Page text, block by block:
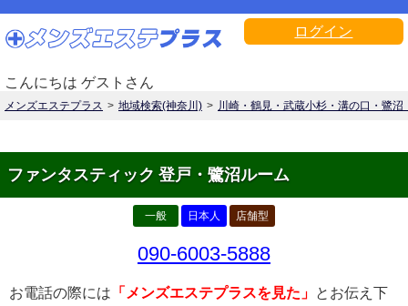
ログイン
こんにちは ゲストさん
メンズエステプラス 地域検索(神奈川) 川崎・鶴見・武蔵小杉・溝の口・鷺沼
ファンタスティック 登戸・鷺沼ルーム
一般 日本人 店舗型
090-6003-5888
お電話の際には 「メンズエステプラスを見た」 とお伝え下